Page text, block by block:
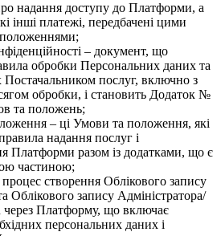
надання доступу до Платформи, а
інші платежі, передбачені цими
– документ, що
обробки Персональних даних та
послуг, включно з
обробки, і становить Додаток №
та положень;
– ці Умови та положення, які
надання послуг і
Платформи разом із додатками, що є
частиною;
процес створення Облікового запису
Облікового запису Адміністратора/
через Платформу, що включає
персональних даних і